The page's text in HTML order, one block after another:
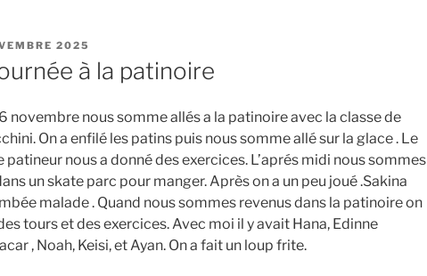
2025
à la patinoire
novembre nous somme allés a la patinoire avec la classe de
On a enfilé les patins puis nous somme allé sur la glace . Le
patineur nous a donné des exercices. L’aprés midi nous sommes
un skate parc pour manger. Après on a un peu joué .Sakina
malade . Quand nous sommes revenus dans la patinoire on
tours et des exercices. Avec moi il y avait Hana, Edinne
, Noah, Keisi, et Ayan. On a fait un loup frite.